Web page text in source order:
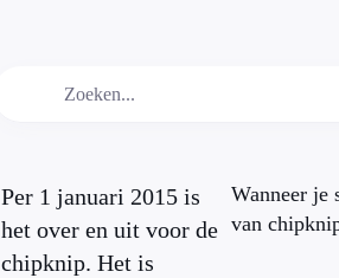
Per 1 januari 2015 is
het over en uit voor de
chipknip. Het is
Wanneer je
van